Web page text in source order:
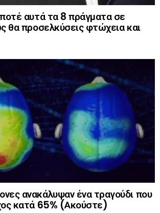
αυτά τα 8 πράγματα σε
θα προσελκύσεις φτώχεια και
ανακάλυψαν ένα τραγούδι που
κατά 65% (Ακούστε)